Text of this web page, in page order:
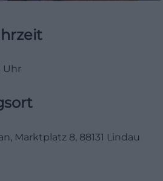
Uhr
Marktplatz 8, 88131 Lindau